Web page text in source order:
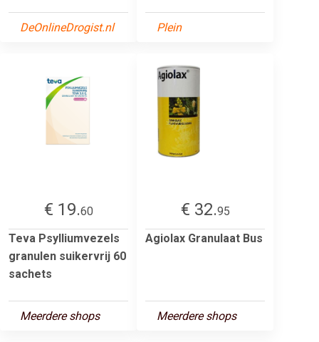
DeOnlineDrogist.nl Plein
€ 19.60
Teva Psylliumvezels
granulen suikervrij 60
sachets
Meerdere shops
€ 32.95
Agiolax Granulaat Bus
Meerdere shops